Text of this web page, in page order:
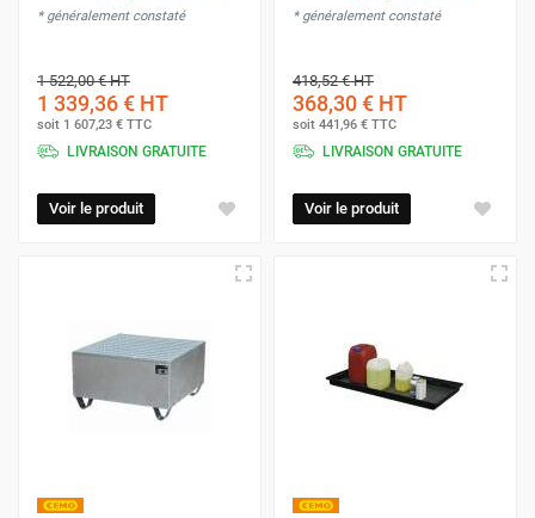
* généralement constaté
1 522,00 €HT
1 339,36 € HT
soit 1 607,23 € TTC
LIVRAISON GRATUITE
Voir le produit
* généralement constaté
418,52 €HT
368,30 € HT
soit 441,96 € TTC
LIVRAISON GRATUITE
Voir le produit